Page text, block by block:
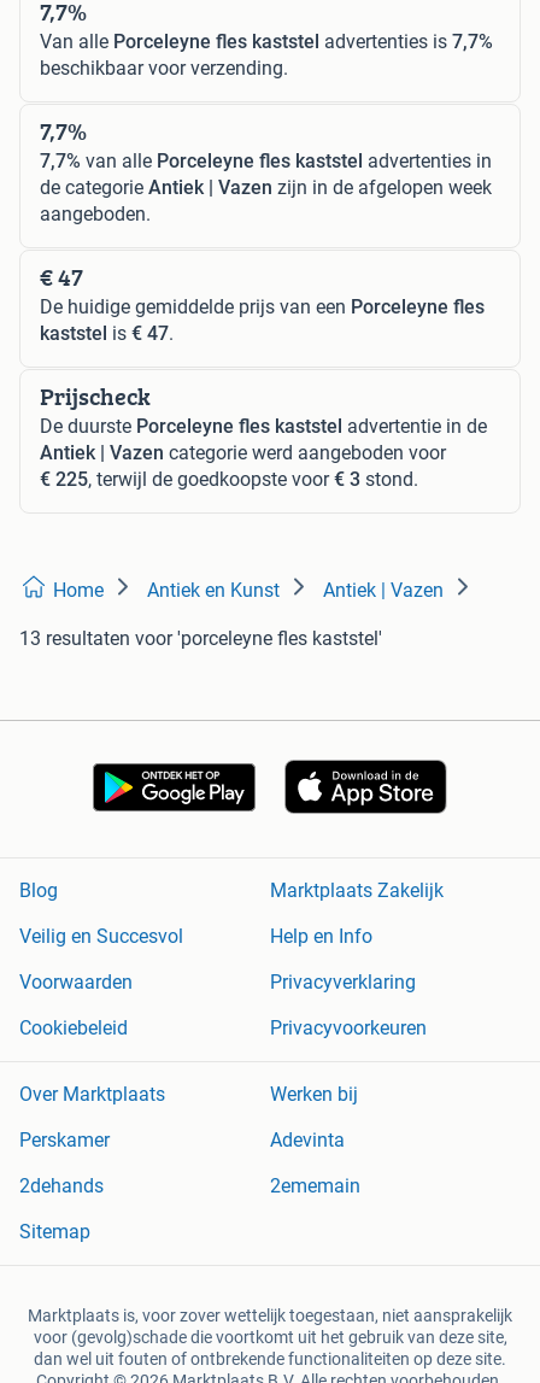
7,7%
Van alle Porceleyne fles kaststel advertenties is 7,7%
beschikbaar voor verzending.
7,7%
7,7% van alle Porceleyne fles kaststel advertenties in
de categorie Antiek | Vazen zijn in de afgelopen week
aangeboden.
€ 47
De huidige gemiddelde prijs van een Porceleyne fles
kaststel is € 47.
Prijscheck
De duurste Porceleyne fles kaststel advertentie in de
Antiek | Vazen categorie werd aangeboden voor
€ 225, terwijl de goedkoopste voor€ 3 stond.
Home Antiek en Kunst Antiek | Vazen
13 resultaten voor 'porceleyne fles kaststel'
Blog
Marktplaats Zakelijk
Veilig en Succesvol
Help en Info
Voorwaarden
Privacyverklaring
Cookiebeleid
Privacyvoorkeuren
Over Marktplaats
Werken bij
Perskamer
Adevinta
2dehands
2ememain
Sitemap
Marktplaats is, voor zover wettelijk toegestaan, niet aansprakelijk
voor (gevolg)schade die voortkomt uit het gebruik van deze site,
dan wel uit fouten of ontbrekende functionaliteiten op deze site.